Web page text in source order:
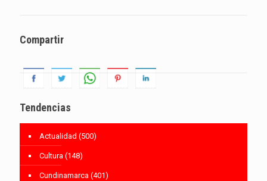
Compartir
Tendencias
Actualidad (500)
Cultura (148)
Cundinamarca (401)